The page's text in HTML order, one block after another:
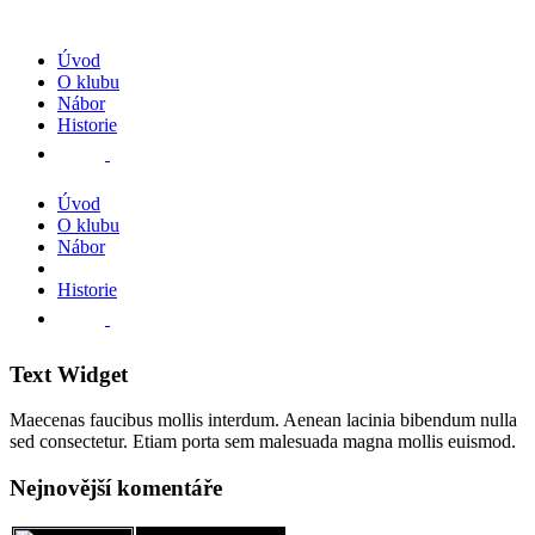
Úvod
O klubu
Nábor
Historie
Úvod
O klubu
Nábor
Historie
Text Widget
Maecenas faucibus mollis interdum. Aenean lacinia bibendum nulla
sed consectetur. Etiam porta sem malesuada magna mollis euismod.
Nejnovější komentáře